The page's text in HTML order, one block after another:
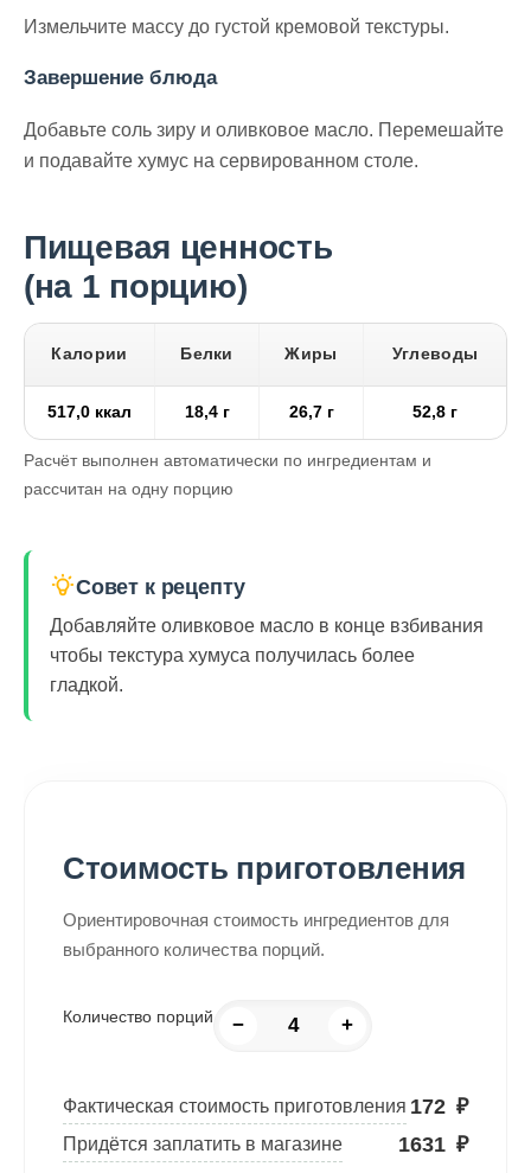
Измельчите массу до густой кремовой текстуры.
Завершение блюда
Добавьте соль зиру и оливковое масло. Перемешайте
и подавайте хумус на сервированном столе.
Пищевая ценность
(на 1 порцию)
Калории Белки Жиры Углеводы
517,0 ккал 18,4 г 26,7 г 52,8 г
Расчёт выполнен автоматически по ингредиентам и
рассчитан на одну порцию
Совет к рецепту
Добавляйте оливковое масло в конце взбивания
чтобы текстура хумуса получилась более
гладкой.
Стоимость приготовления
Ориентировочная стоимость ингредиентов для
выбранного количества порций.
Количество порций − +
Фактическая стоимость приготовления 172 ₽
Придётся заплатить в магазине 1631 ₽